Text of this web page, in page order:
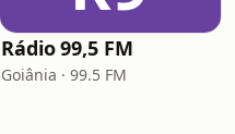
Rádio 99,5 FM
Goiânia · 99.5 FM